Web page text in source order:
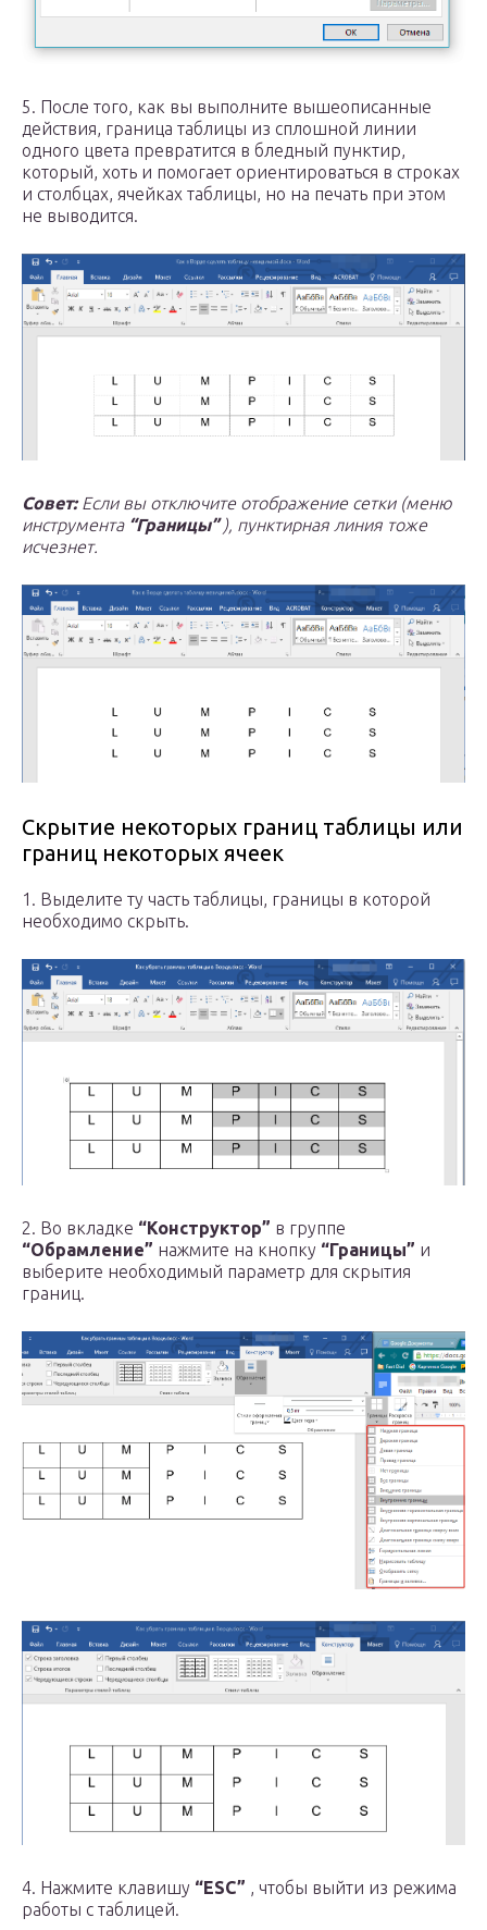
5. После того, как вы выполните вышеописанные
действия, граница таблицы из сплошной линии
одного цвета превратится в бледный пунктир,
который, хоть и помогает ориентироваться в строках
и столбцах, ячейках таблицы, но на печать при этом
не выводится.
Совет:Если вы отключите отображение сетки (меню
инструмента “Границы”), пунктирная линия тоже
исчезнет.
Скрытие некоторых границ таблицы или
границ некоторых ячеек
1. Выделите ту часть таблицы, границы в которой
необходимо скрыть.
2. Во вкладке “Конструктор” в группе
“Обрамление” нажмите на кнопку “Границы” и
выберите необходимый параметр для скрытия
границ.
4. Нажмите клавишу “ESC” , чтобы выйти из режима
работы с таблицей.